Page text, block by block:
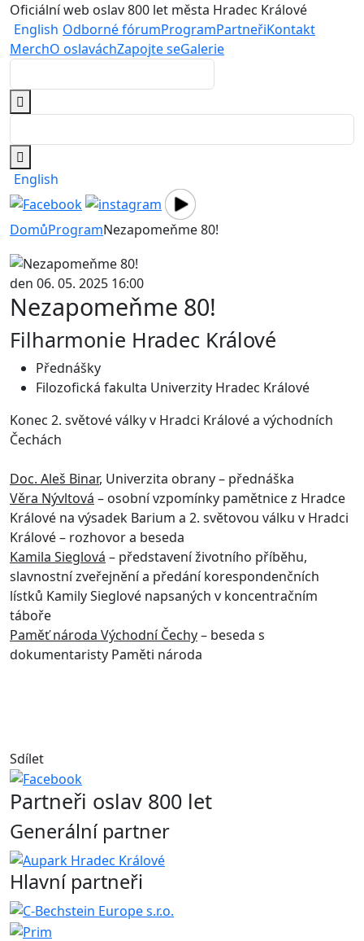
Oficiální web oslav 800 let města Hradec Králové
English Odborné fórumProgramPartneřiKontakt
MerchO oslaváchZapojte seGalerie
English
DomůProgramNezapomeňme 80!
den 06. 05. 2025 16:00
Nezapomeňme 80!
Filharmonie Hradec Králové
Přednášky
Filozofická fakulta Univerzity Hradec Králové
Konec 2. světové války v Hradci Králové a východních
Čechách
Doc. Aleš Binar, Univerzita obrany – přednáška
Věra Nývltová – osobní vzpomínky pamětnice z Hradce
Králové na výsadek Barium a 2. světovou válku v Hradci
Králové – rozhovor a beseda
Kamila Sieglová – představení životního příběhu,
slavnostní zveřejnění a předání korespondenčních
lístků Kamily Sieglové napsaných v koncentračním
táboře
Paměť národa Východní Čechy– beseda s
dokumentaristy Paměti národa
Sdílet
Partneři oslav 800 let
Generální partner
Hlavní partneři